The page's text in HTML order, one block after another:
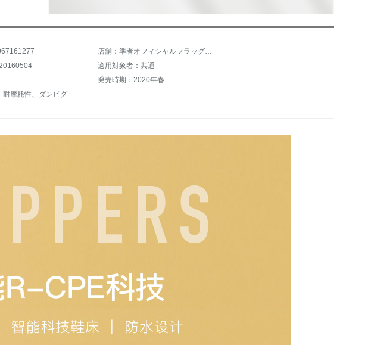
店舗：準者オフィシャルフラッグショップ
適用対象者：共通
発売時期：2020年春
耐摩耗性、ダンピグ